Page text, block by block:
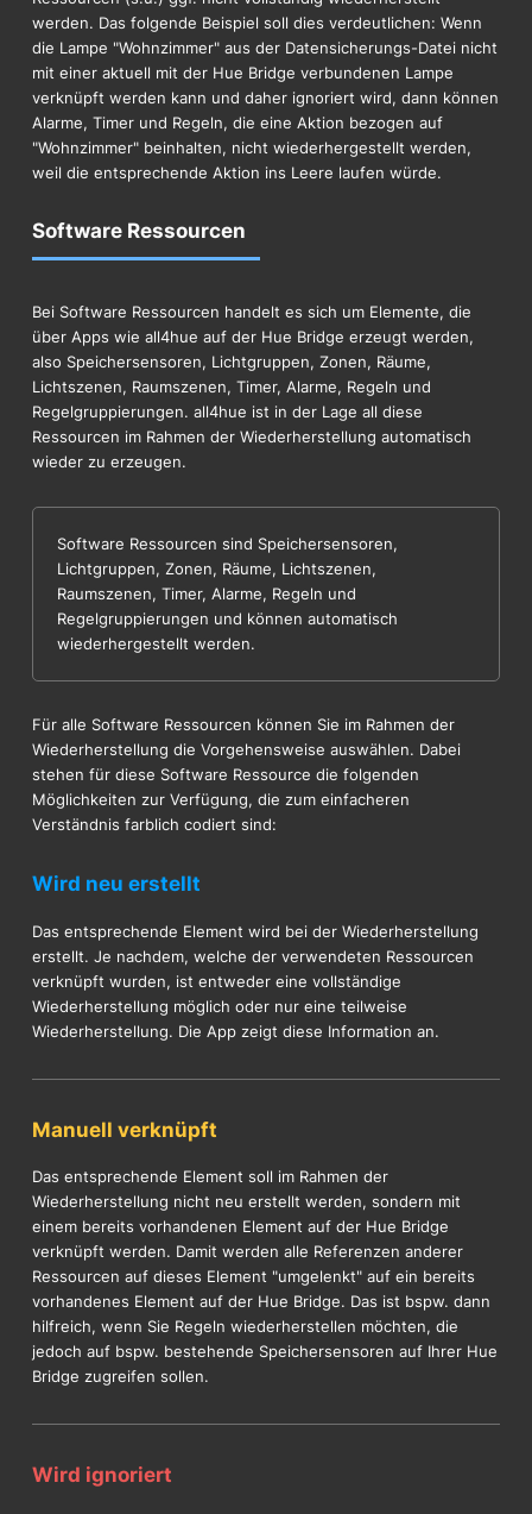
werden. Das folgende Beispiel soll dies verdeutlichen: Wenn
die Lampe "Wohnzimmer" aus der Datensicherungs-Datei nicht
mit einer aktuell mit der Hue Bridge verbundenen Lampe
verknüpft werden kann und daher ignoriert wird, dann können
Alarme, Timer und Regeln, die eine Aktion bezogen auf
"Wohnzimmer" beinhalten, nicht wiederhergestellt werden,
weil die entsprechende Aktion ins Leere laufen würde.
Software Ressourcen
Bei Software Ressourcen handelt es sich um Elemente, die
über Apps wie all4hue auf der Hue Bridge erzeugt werden,
also Speichersensoren, Lichtgruppen, Zonen, Räume,
Lichtszenen, Raumszenen, Timer, Alarme, Regeln und
Regelgruppierungen. all4hue ist in der Lage all diese
Ressourcen im Rahmen der Wiederherstellung automatisch
wieder zu erzeugen.
Software Ressourcen sind Speichersensoren,
Lichtgruppen, Zonen, Räume, Lichtszenen,
Raumszenen, Timer, Alarme, Regeln und
Regelgruppierungen und können automatisch
wiederhergestellt werden.
Für alle Software Ressourcen können Sie im Rahmen der
Wiederherstellung die Vorgehensweise auswählen. Dabei
stehen für diese Software Ressource die folgenden
Möglichkeiten zur Verfügung, die zum einfacheren
Verständnis farblich codiert sind:
Wird neu erstellt
Das entsprechende Element wird bei der Wiederherstellung
erstellt. Je nachdem, welche der verwendeten Ressourcen
verknüpft wurden, ist entweder eine vollständige
Wiederherstellung möglich oder nur eine teilweise
Wiederherstellung. Die App zeigt diese Information an.
Manuell verknüpft
Das entsprechende Element soll im Rahmen der
Wiederherstellung nicht neu erstellt werden, sondern mit
einem bereits vorhandenen Element auf der Hue Bridge
verknüpft werden. Damit werden alle Referenzen anderer
Ressourcen auf dieses Element "umgelenkt" auf ein bereits
vorhandenes Element auf der Hue Bridge. Das ist bspw. dann
hilfreich, wenn Sie Regeln wiederherstellen möchten, die
jedoch auf bspw. bestehende Speichersensoren auf Ihrer Hue
Bridge zugreifen sollen.
Wird ignoriert